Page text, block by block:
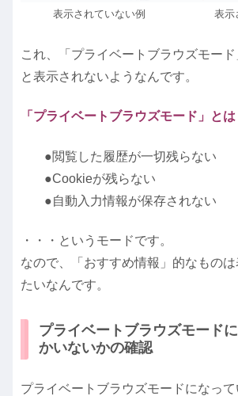
表示されていない例 表示
これ、「プライベートブラウズモー
と表示されないようなんです。
「プライベートブラウズモード」とは
●閲覧した履歴が一切残らない
●Cookieが残らない
●自動入力情報が保存されない
・・・というモードです。
なので、「おすすめ情報」的なもの
たいなんです。
プライベートブラウズモード
かいないかの確認
プライベートブラウズモードになっ